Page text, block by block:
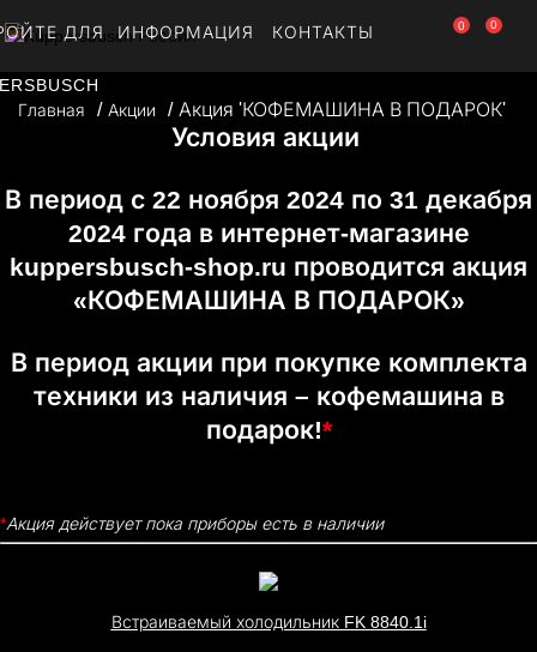
ДЛЯ ИНФОРМАЦИЯ КОНТАКТЫ 0 0
Главная Акции Акция 'КОФЕМАШИНА В ПОДАРОК'
Условия акции
В период с 22 ноября 2024 по 31 декабря
2024 года в интернет-магазине
kuppersbusch-shop.ru проводится акция
«КОФЕМАШИНА В ПОДАРОК»
В период акции при покупке комплекта
техники из наличия – кофемашина в
подарок!*
*Акция действует пока приборы есть в наличии
Встраиваемый холодильник FK 8840.1i